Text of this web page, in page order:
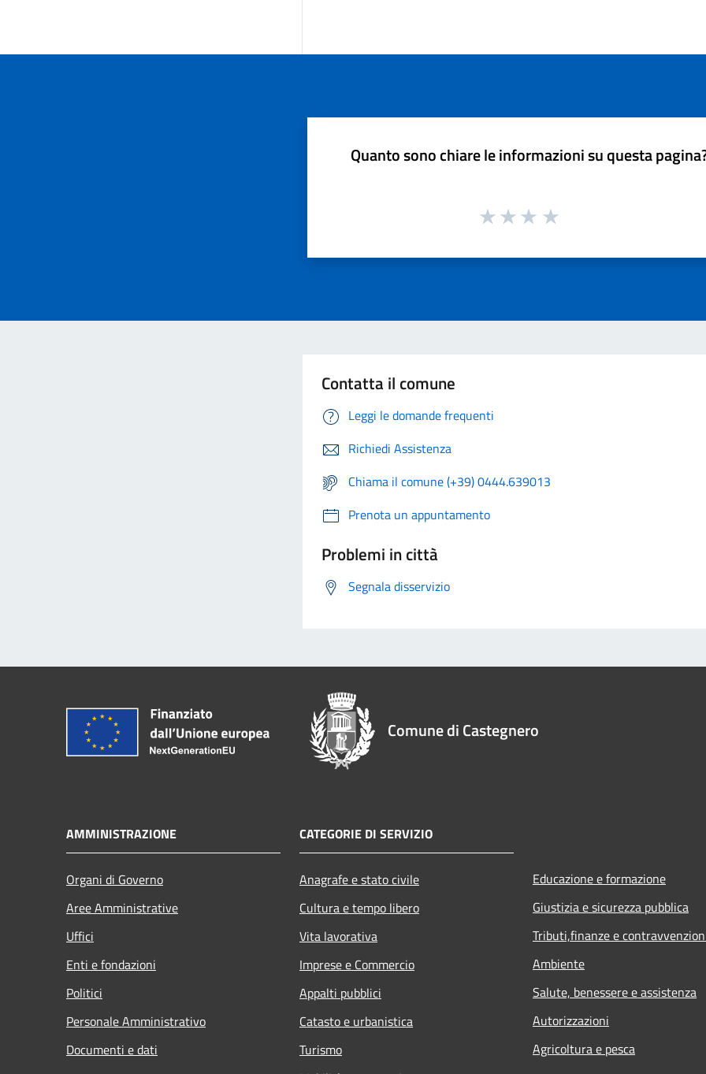
Quanto sono chiare le informazioni su questa
Contatta il comune
Leggi le domande frequenti
Richiedi Assistenza
Chiama il comune (+39) 0444.639013
Prenota un appuntamento
Problemi in città
Segnala disservizio
Comune di Castegnero
AMMINISTRAZIONE
Organi di Governo
Aree Amministrative
Uffici
Enti e fondazioni
Politici
Personale Amministrativo
Documenti e dati
CATEGORIE DI SERVIZIO
Anagrafe e stato civile
Cultura e tempo libero
Vita lavorativa
Imprese e Commercio
Appalti pubblici
Catasto e urbanistica
Turismo
Educazione e formazione
Giustizia e sicurezza pubblica
Tributi,finanze e
Ambiente
Salute, benessere e assistenza
Autorizzazioni
Agricoltura e pesca